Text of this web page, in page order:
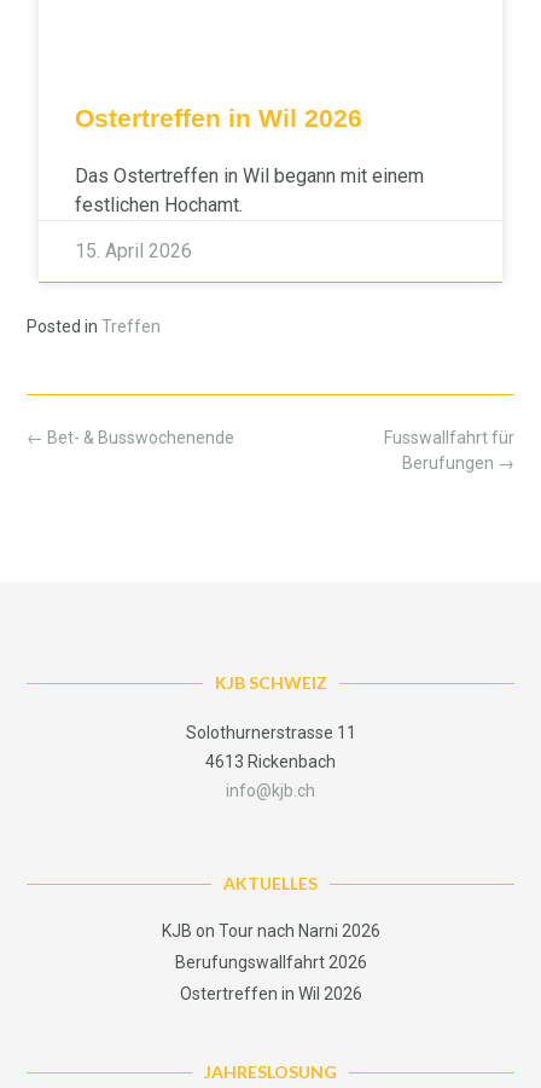
Ostertreffen in Wil 2026
Das Ostertreffen in Wil begann mit einem
festlichen Hochamt.
15. April 2026
Posted in Treffen
Fusswallfahrt für
Berufungen →
← Bet- & Busswochenende
KJB SCHWEIZ
Solothurnerstrasse 11
4613 Rickenbach
info@kjb.ch
AKTUELLES
KJB on Tour nach Narni 2026
Berufungswallfahrt 2026
Ostertreffen in Wil 2026
JAHRESLOSUNG